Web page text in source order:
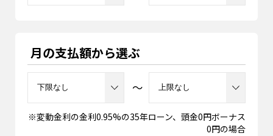
月の支払額から選ぶ
～
※変動金利の金利0.95%の35年ローン、頭金0円ボーナス
0円の場合